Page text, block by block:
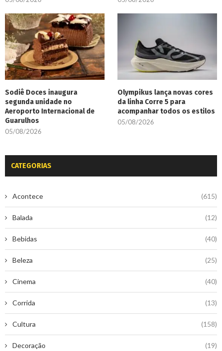
Sodiê Doces inaugura
segunda unidade no
Aeroporto Internacional de
Guarulhos
05/08/2026
Olympikus lança novas cores
da linha Corre 5 para
acompanhar todos os estilos
05/08/2026
CATEGORIAS
Acontece (615)
Balada (12)
Bebidas (40)
Beleza (25)
Cinema (40)
Corrida (13)
Cultura (158)
Decoração (19)